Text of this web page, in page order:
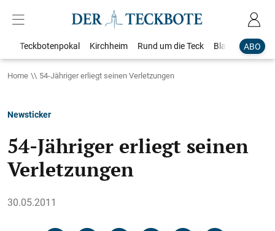
ABO
Teckbotenpokal Kirchheim Rund um die Teck Blaulicht
Home 54-Jähriger erliegt seinen Verletzungen
Newsticker
54-Jähriger erliegt seinen
Verletzungen
30.05.2011